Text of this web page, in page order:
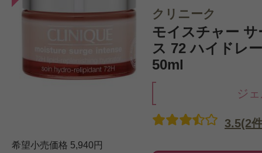
クリニーク
モイスチャー
ス 72 ハイドレ
50ml
ジ
希望小売価格 5,940円
3.5(2